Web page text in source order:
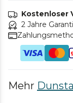
Kostenloser
2 Jahre
Mehr